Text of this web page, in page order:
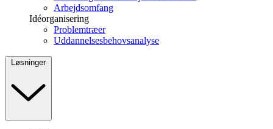
Arbejdsomfang
Idéorganisering
Problemtræer
Uddannelsesbehovsanalyse
Løsninger